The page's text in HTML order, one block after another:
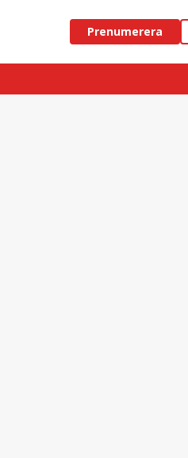
Prenumerera